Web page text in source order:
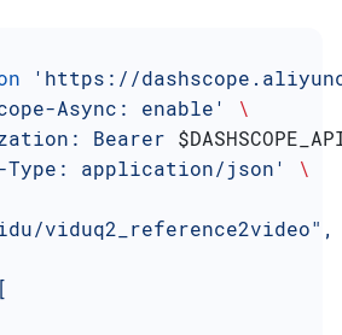
'https://
Async: enable'
\
Bearer
Type: application/json'
\
viduq2_reference2video",